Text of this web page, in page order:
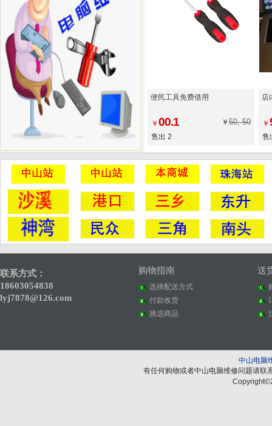
便民工具免费借用
￥ 00.1 ￥ 50, 50
售出 2
店
￥
售
联系方式：
18603054838
lyj7878@126.com
购物指南
选择配送方式
付款收货
挑选商品
送
中山电脑
有任何购物或者中山电脑维修问题请联